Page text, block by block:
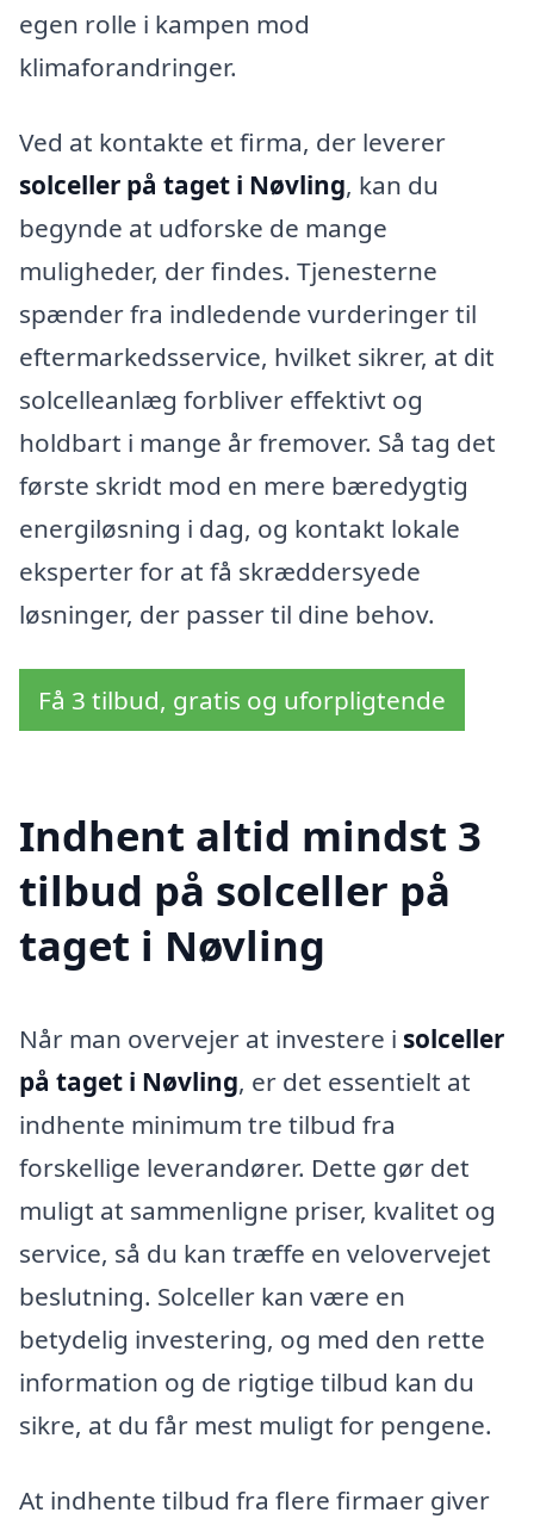
egen rolle i kampen mod
klimaforandringer.
Ved at kontakte et firma, der leverer
solceller på taget i Nøvling, kan du
begynde at udforske de mange
muligheder, der findes. Tjenesterne
spænder fra indledende vurderinger til
eftermarkedsservice, hvilket sikrer, at dit
solcelleanlæg forbliver effektivt og
holdbart i mange år fremover. Så tag det
første skridt mod en mere bæredygtig
energiløsning i dag, og kontakt lokale
eksperter for at få skræddersyede
løsninger, der passer til dine behov.
Få 3 tilbud, gratis og uforpligtende
Indhent altid mindst 3
tilbud på solceller på
taget i Nøvling
Når man overvejer at investere i solceller
på taget i Nøvling, er det essentielt at
indhente minimum tre tilbud fra
forskellige leverandører. Dette gør det
muligt at sammenligne priser, kvalitet og
service, så du kan træffe en velovervejet
beslutning. Solceller kan være en
betydelig investering, og med den rette
information og de rigtige tilbud kan du
sikre, at du får mest muligt for pengene.
At indhente tilbud fra flere firmaer giver